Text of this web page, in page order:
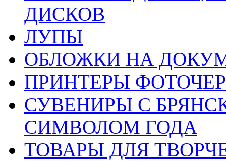
ДИСКОВ
ЛУПЫ
ОБЛОЖКИ НА
ПРИНТЕРЫ
СУВЕНИРЫ С
СИМВОЛОМ ГОДА
ТОВАРЫ ДЛЯ